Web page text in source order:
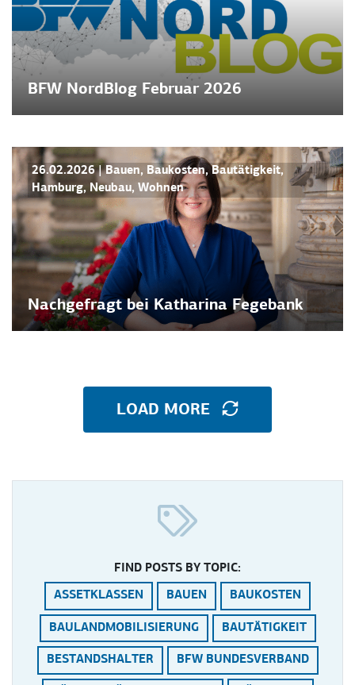
BFW NordBlog Februar 2026
BFW NORDBLOG NEWS
26.02.2026 |Bauen, Baukosten, Bautätigkeit,
Hamburg, Neubau, Wohnen
Nachgefragt bei Katharina Fegebank
LOAD MORE
FIND POSTS BY TOPIC:
ASSETKLASSEN BAUEN BAUKOSTEN
BAULANDMOBILISIERUNG BAUTÄTIGKEIT
BESTANDSHALTER BFW BUNDESVERBAND